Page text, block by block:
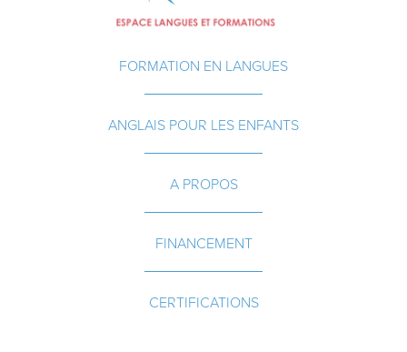
FORMATION EN LANGUES
ANGLAIS POUR LES ENFANTS
A PROPOS
FINANCEMENT
CERTIFICATIONS